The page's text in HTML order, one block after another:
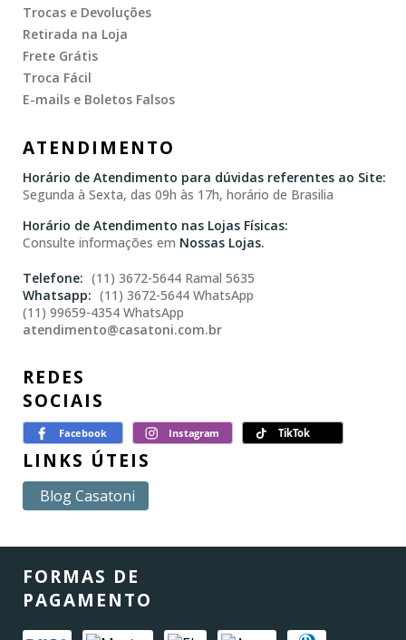
Trocas e Devoluções
Retirada na Loja
Frete Grátis
Troca Fácil
E-mails e Boletos Falsos
ATENDIMENTO
Horário de Atendimento para dúvidas referentes ao Site:
Segunda à Sexta, das 09h às 17h, horário de Brasilia
Horário de Atendimento nas Lojas Físicas:
Consulte informações em Nossas Lojas.
(11) 3672-5644 Ramal 5635
(11) 3672-5644 WhatsApp
(11) 99659-4354 WhatsApp
atendimento@casatoni.com.br
REDES
SOCIAIS
LINKS ÚTEIS
Blog Casatoni
FORMAS DE
PAGAMENTO